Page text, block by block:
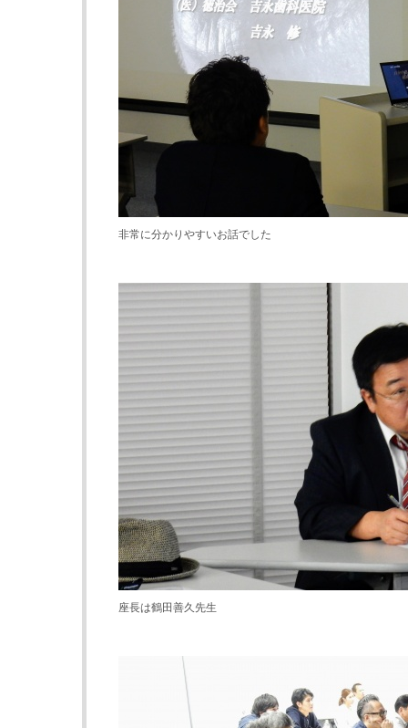
非常に分かりやすいお話でした
座長は鶴田善久先生